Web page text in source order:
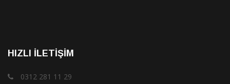
HIZLI İLETIŞIM
0312 281 11 29